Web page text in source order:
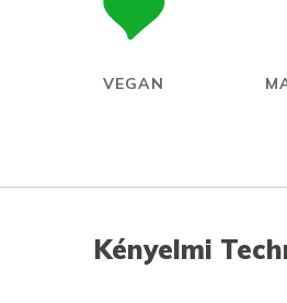
VEGAN
Kényelmi